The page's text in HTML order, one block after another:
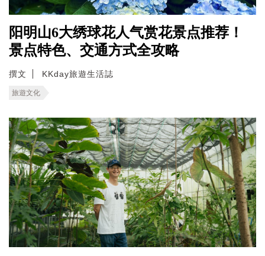
阳明山6大绣球花人气赏花景点推荐！
景点特色、交通方式全攻略
撰文 KKday旅遊生活誌
旅遊文化